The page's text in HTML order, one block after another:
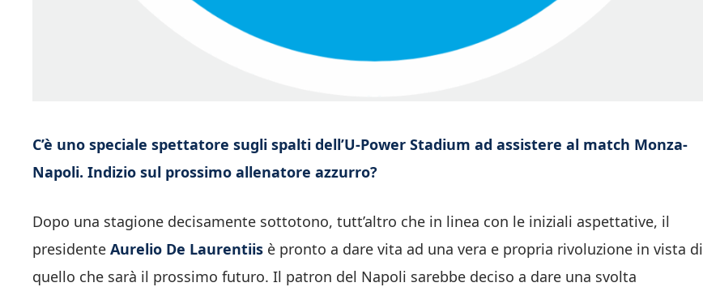
C’è uno speciale spettatore sugli spalti dell’U-Power Stadium ad assistere al match Monza-
Napoli. Indizio sul prossimo allenatore azzurro?
Dopo una stagione decisamente sottotono, tutt’altro che in linea con le iniziali aspettative, il
presidente Aurelio De Laurentiis è pronto a dare vita ad una vera e propria rivoluzione in vista di
quello che sarà il prossimo futuro. Il patron del Napoli sarebbe deciso a dare una svolta